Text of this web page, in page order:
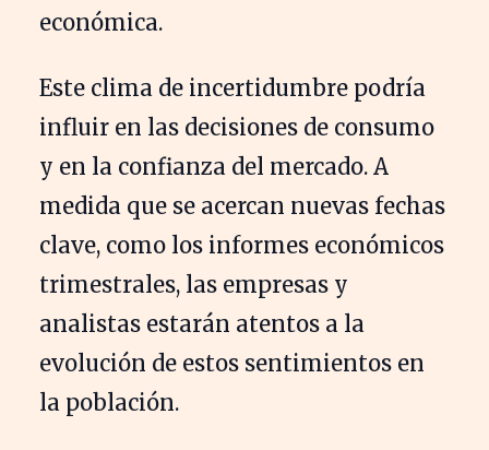
económica.
Este clima de incertidumbre podría
influir en las decisiones de consumo
y en la confianza del mercado. A
medida que se acercan nuevas fechas
clave, como los informes económicos
trimestrales, las empresas y
analistas estarán atentos a la
evolución de estos sentimientos en
la población.